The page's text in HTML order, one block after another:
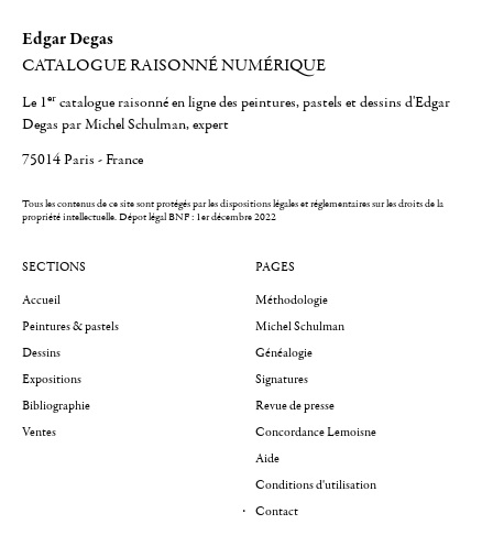
Edgar Degas
CATALOGUE RAISONNÉ NUMÉRIQUE
Le 1er catalogue raisonné en ligne des peintures, pastels et dessins d'Edgar
Degas par Michel Schulman, expert
75014 Paris - France
Tous les contenus de ce site sont protégés par les dispositions légales et réglementaires sur les droits de la
propriété intellectuelle.Dépot légal BNF : 1er décembre 2022
SECTIONS
Accueil
Peintures & pastels
Dessins
Expositions
Bibliographie
Ventes
PAGES
Méthodologie
Michel Schulman
Généalogie
Signatures
Revue de presse
Concordance Lemoisne
Aide
Conditions d'utilisation
Contact